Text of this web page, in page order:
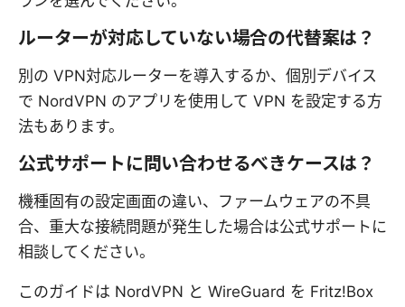
ルーターが対応していない場合の代替案は？
別の VPN対応ルーターを導入するか、個別デバイス
で NordVPN のアプリを使用して VPN を設定する方
法もあります。
公式サポートに問い合わせるべきケースは？
機種固有の設定画面の違い、ファームウェアの不具
合、重大な接続問題が発生した場合は公式サポートに
相談してください。
このガイドは NordVPN と WireGuard を Fritz!Box